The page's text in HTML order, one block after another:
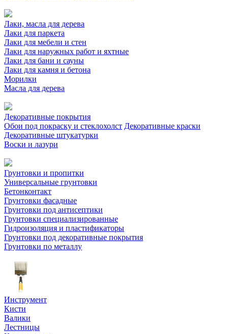
Лаки, масла для дерева
Лаки для паркета
Лаки для мебели и стен
Лаки для наружных работ и яхтные
Лаки для бани и сауны
Лаки для камня и бетона
Морилки
Масла для дерева
Декоративные покрытия
Обои под покраску и стеклохолст Декоративные краски
Декоративные штукатурки
Воски и лазури
Грунтовки и пропитки
Универсальные грунтовки
Бетонконтакт
Грунтовки фасадные
Грунтовки под антисептики
Грунтовки специализированные
Гидроизоляция и пластификаторы
Грунтовки под декоративные покрытия
Грунтовки по металлу
Инструмент
Кисти
Валики
Лестницы